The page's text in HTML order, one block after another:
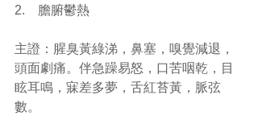
2.    膽腑鬱熱
主證：腥臭黃綠涕，鼻塞，嗅覺減退，
頭面劇痛。伴急躁易怒，口苦咽乾，目
眩耳鳴，寐差多夢，舌紅苔黃，脈弦
數。